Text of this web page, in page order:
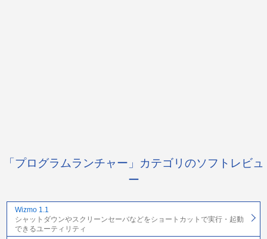
「プログラムランチャー」カテゴリのソフトレビュ
ー
Wizmo 1.1
シャットダウンやスクリーンセーバなどをショートカットで実行・起動
できるユーティリティ